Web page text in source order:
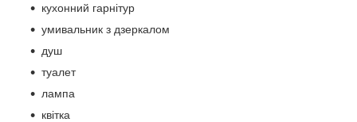
кухонний гарнітур
умивальник з дзеркалом
душ
туалет
лампа
квітка